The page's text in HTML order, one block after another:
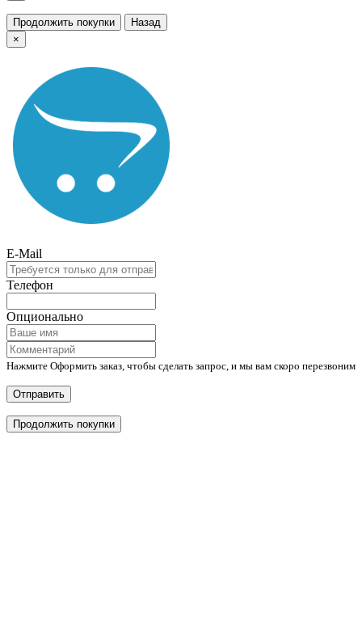
Продолжить покупки
Назад
×
E-Mail
Телефон
Опционально
Нажмите Оформить заказ, чтобы сделать запрос, и мы вам скоро перезвоним
Отправить
Продолжить покупки